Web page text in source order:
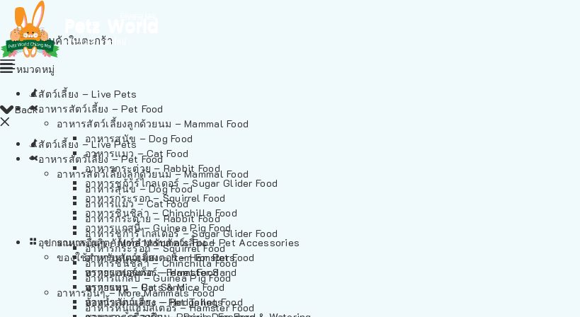
ไม่มีสินค้าในตะกร้า
Back
สัตว์เลี้ยง – Live Pets
อาหารสัตว์เลี้ยง – Pet Food
อาหารสัตว์เลี้ยงลูกด้วยนม – Mammal Food
อาหารสุนัข – Dog Food
อาหารแมว – Cat Food
อาหารกระต่าย – Rabbit Food
อาหารชูก้าร์ไกลเดอร์ – Sugar Glider Food
อาหารกระรอก – Squirrel Food
อาหารชินชิล่า – Chinchilla Food
อาหารแกสบี้ – Guinea Pig Food
อาหารอื่นๆ – More Mammals Food
อาหารหนูแฮมสเตอร์ – Hamster Food
หมวดหมู่
สัตว์เลี้ยง – Live Pets
อาหารสัตว์เลี้ยง – Pet Food
อาหารสัตว์เลี้ยงลูกด้วยนม – Mammal Food
อาหารสุนัข – Dog Food
อาหารแมว – Cat Food
อาหารกระต่าย – Rabbit Food
อาหารชูก้าร์ไกลเดอร์ – Sugar Glider Food
อาหารกระรอก – Squirrel Food
อาหารชินชิล่า – Chinchilla Food
อาหารแกสบี้ – Guinea Pig Food
อาหารอื่นๆ – More Mammals Food
อาหารหนูแฮมสเตอร์ – Hamster Food
อาหารเฟอร์เร็ต – Ferret Food
อาหารหนู – Rats & Mice Food
อาหารเม่นแคระ – Hedgehog Food
อุปกรณและผลิตภัณฑ์สำหรับสัตว์เลี้ยง – Pet Accessories
ของใช้สำหรับสัตว์เลี้ยง – Item For Pets
ทรายแฮมสเตอร์ – Hamster Sand
ทรายแมว – Cat Sand
ห้องน้ำสัตว์เลี้ยง – Pet Toilets